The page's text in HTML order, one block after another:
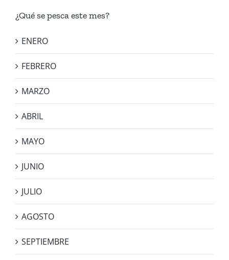
¿Qué se pesca este mes?
ENERO
FEBRERO
MARZO
ABRIL
MAYO
JUNIO
JULIO
AGOSTO
SEPTIEMBRE